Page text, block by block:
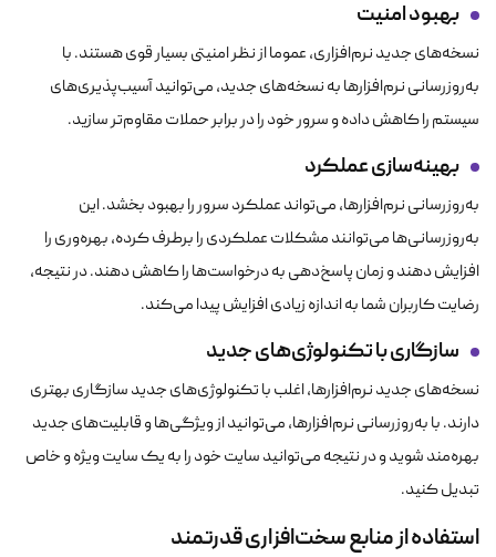
بهبود امنیت
نسخه‌های جدید نرم‌افزاری، عموما از نظر امنیتی بسیار قوی هستند. با
به‌روزرسانی نرم‌افزارها به نسخه‌های جدید، می‌توانید آسیب‌پذیری‌های
سیستم را کاهش داده و سرور خود را در برابر حملات مقاوم‌تر سازید.
بهینه‌سازی عملکرد
به‌روزرسانی نرم‌افزارها، می‌تواند عملکرد سرور را بهبود بخشد. این
به‌روزرسانی‌ها می‌توانند مشکلات عملکردی را برطرف کرده، بهره‌وری را
افزایش دهند و زمان پاسخ‌دهی به درخواست‌ها را کاهش دهند. در نتیجه،
رضایت کاربران شما به اندازه زیادی افزایش پیدا می‌کند.
سازگاری با تکنولوژی‌های جدید
نسخه‌های جدید نرم‌افزارها، اغلب با تکنولوژی‌های جدید سازگاری بهتری
دارند. با به‌روزرسانی نرم‌افزارها، می‌توانید از ویژگی‌ها و قابلیت‌های جدید
بهره‌مند شوید و در نتیجه می‌توانید سایت خود را به یک سایت ویژه و خاص
تبدیل کنید.
استفاده از منابع سخت‌افزاری قدرتمند